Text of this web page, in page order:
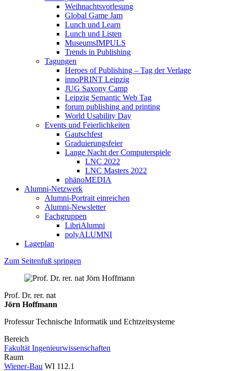
Weihnachtsvorlesung
Global Game Jam
Lunch und Learn
Lunch und Listen
MuseumsIMPULS
Trends in Publishing
Tagungen
Heroes of Publishing – Tag der Verlage
innoPRINT Leipzig
JUG Saxony Camp
Leipzig Semantic Web Tag
forum publishing and printing
World Usability Day
Events und Feierlichkeiten
Gautschfest
Graduierungsfeier
Lange Nacht der Computerspiele
LNC 2022
LNC Masters 2022
phänoMEDIA
Alumni-Netzwerk
Alumni-Portrait einreichen
Alumni-Newsletter
Fachgruppen
LibriAlumni
polyALUMNI
Lageplan
Zum Seitenfuß springen
Prof. Dr. rer. nat
Jörn Hoffmann
Professur Technische Informatik und Echtzeitsysteme
Bereich
Fakultät Ingenieurwissenschaften
Raum
Wiener-Bau WI 112.1